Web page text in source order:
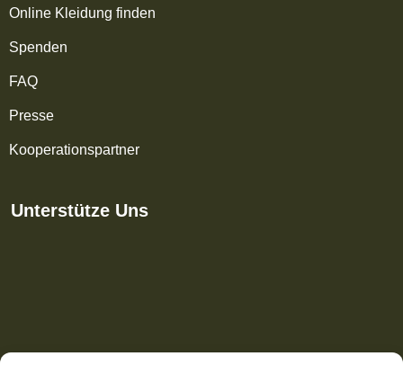
Online Kleidung finden
Spenden
FAQ
Presse
Kooperationspartner
Unterstütze Uns